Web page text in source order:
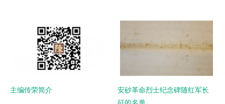
主编传荣简介
安砂革命烈士纪念碑随红军长